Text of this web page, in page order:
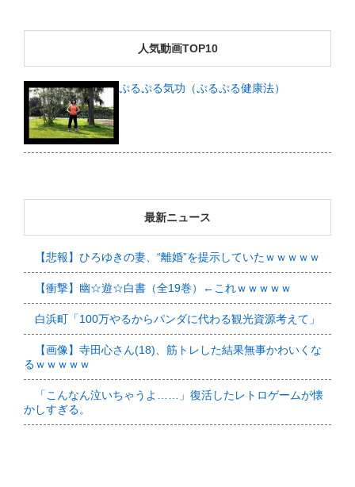
人気動画TOP10
ぷるぷる気功（ぷるぷる健康法）
最新ニュース
【悲報】ひろゆきの妻、“離婚”を提示していたｗｗｗｗｗ
【衝撃】幽☆遊☆白書（全19巻）←これｗｗｗｗｗ
白浜町「100万やるからパンダに代わる観光資源考えて」
【画像】寺田心さん(18)、筋トレした結果無事かわいくな
るｗｗｗｗｗ
「こんなん泣いちゃうよ……」復活したレトロゲームが懐
かしすぎる。